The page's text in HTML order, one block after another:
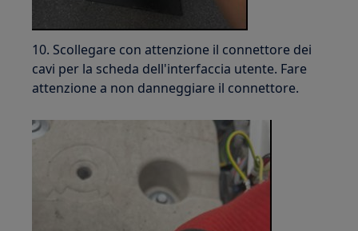
10. Scollegare con attenzione il connettore dei
cavi per la scheda dell'interfaccia utente. Fare
attenzione a non danneggiare il connettore.